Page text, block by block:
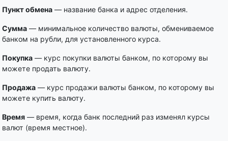
Пункт обмена — название банка и адрес отделения.
Сумма — минимальное количество валюты, обмениваемое
банком на рубли, для установленного курса.
Покупка — курс покупки валюты банком, по которому вы
можете продать валюту.
Продажа — курс продажи валюты банком, по которому вы
можете купить валюту.
Время — время, когда банк последний раз изменял курсы
валют (время местное).